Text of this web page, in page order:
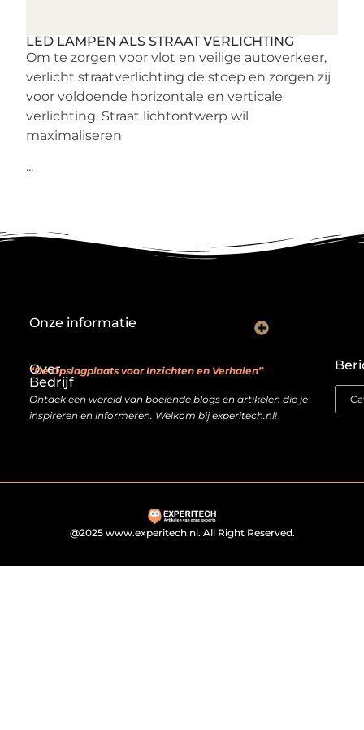
LED LAMPEN ALS STRAAT VERLICHTING
Om te zorgen voor vlot en veilige autoverkeer,
verlicht straatverlichting de stoep en zorgen zij
voor voldoende horizontale en verticale
verlichting. Straat lichtontwerp wil
maximaliseren
...
Over
Bedrijf
“De Opslagplaats voor Inzichten en Verhalen”
Ontdek een wereld van boeiende blogs en artikelen die je
inspireren en informeren. Welkom bij experitech.nl!
Onze informatie
@2025 www.experitech.nl. All Right Reserved.